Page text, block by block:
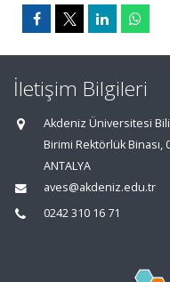
İletişim Bilgileri
Akdeniz Üniversitesi
Birimi Rektörlük Binası,
ANTALYA
aves@akdeniz.edu.tr
0242 310 16 71